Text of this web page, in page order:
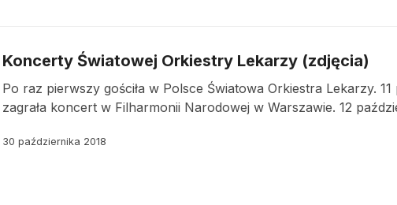
Koncerty Światowej Orkiestry Lekarzy (zdjęcia)
Po raz pierwszy gościła w Polsce Światowa Orkiestra Lekarzy. 11
zagrała koncert w Filharmonii Narodowej w Warszawie. 12
30 października 2018